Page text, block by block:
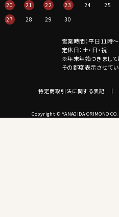
20
21 22 23 24 25
27
28 29 30
営業時間：平日11時
定休日：土・日・祝
※年末年始つきまして
その都度表示させてい
特定商取引法に関する表記
Copyright © YANAGIDA ORIMONO